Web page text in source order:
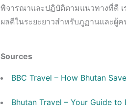
พิจารณาและปฏิบัติตามแนวทางที่ดี เ
ผลดีในระยะยาวสำหรับภูฏานและผู้
Sources
BBC Travel – How Bhutan
Bhutan Travel – Your Guide to